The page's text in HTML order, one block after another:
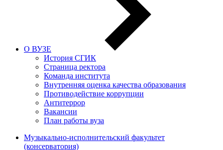
О ВУЗЕ
История СГИК
Страница ректора
Команда института
Внутренняя оценка качества образования
Противодействие коррупции
Антитеррор
Вакансии
План работы вуза
Музыкально-исполнительский факультет
(консерватория)